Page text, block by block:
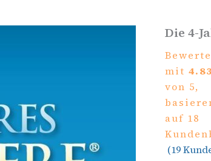
Die 4-
mit 4.83
von 5,
auf 18
(19